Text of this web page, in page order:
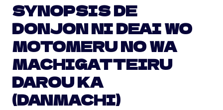
SYNOPSIS DE
DONJON NI DEAI WO
MOTOMERU NO WA
MACHIGATTEIRU
DAROU KA
(DANMACHI)